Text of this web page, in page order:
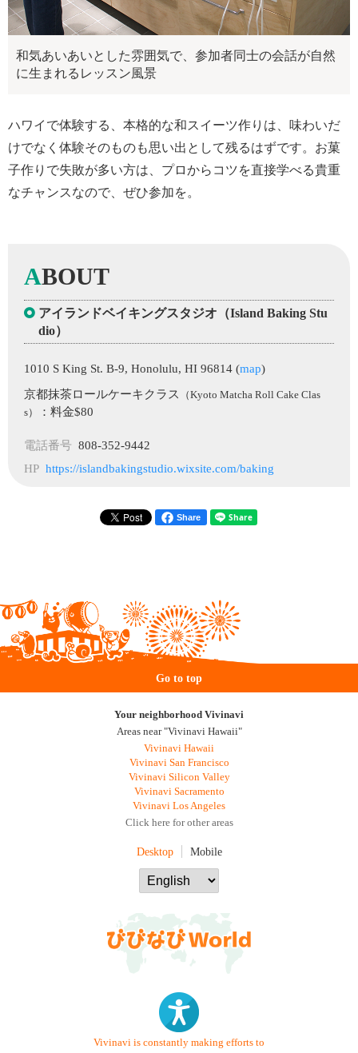
和気あいあいとした雰囲気で、参加者同士の会話が自然
に生まれるレッスン風景
ハワイで体験する、本格的な和スイーツ作りは、味わいだ
けでなく体験そのものも思い出として残るはずです。お菓
子作りで失敗が多い方は、プロからコツを直接学べる貴重
なチャンスなので、ぜひ参加を。
ABOUT
アイランドベイキングスタジオ（Island Baking Stu
dio）
1010 S King St. B-9, Honolulu, HI 96814 (map)
京都抹茶ロールケーキクラス
（Kyoto Matcha Roll Cake Clas
s）
：料金$80
電話番号 808-352-9442
HP https://islandbakingstudio.wixsite.com/baking
Share
Go to top
Your neighborhood Vivinavi
Areas near "Vivinavi Hawaii"
Vivinavi Hawaii
Vivinavi San Francisco
Vivinavi Silicon Valley
Vivinavi Sacramento
Vivinavi Los Angeles
Click here for other areas
Desktop Mobile
Vivinavi is constantly making efforts to